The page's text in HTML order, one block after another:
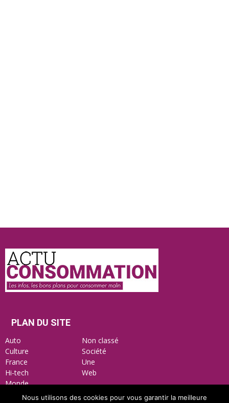
PLAN DU SITE
Auto
Non classé
Culture
Société
France
Une
Hi-tech
Web
Monde
Nous utilisons des cookies pour vous garantir la meilleure